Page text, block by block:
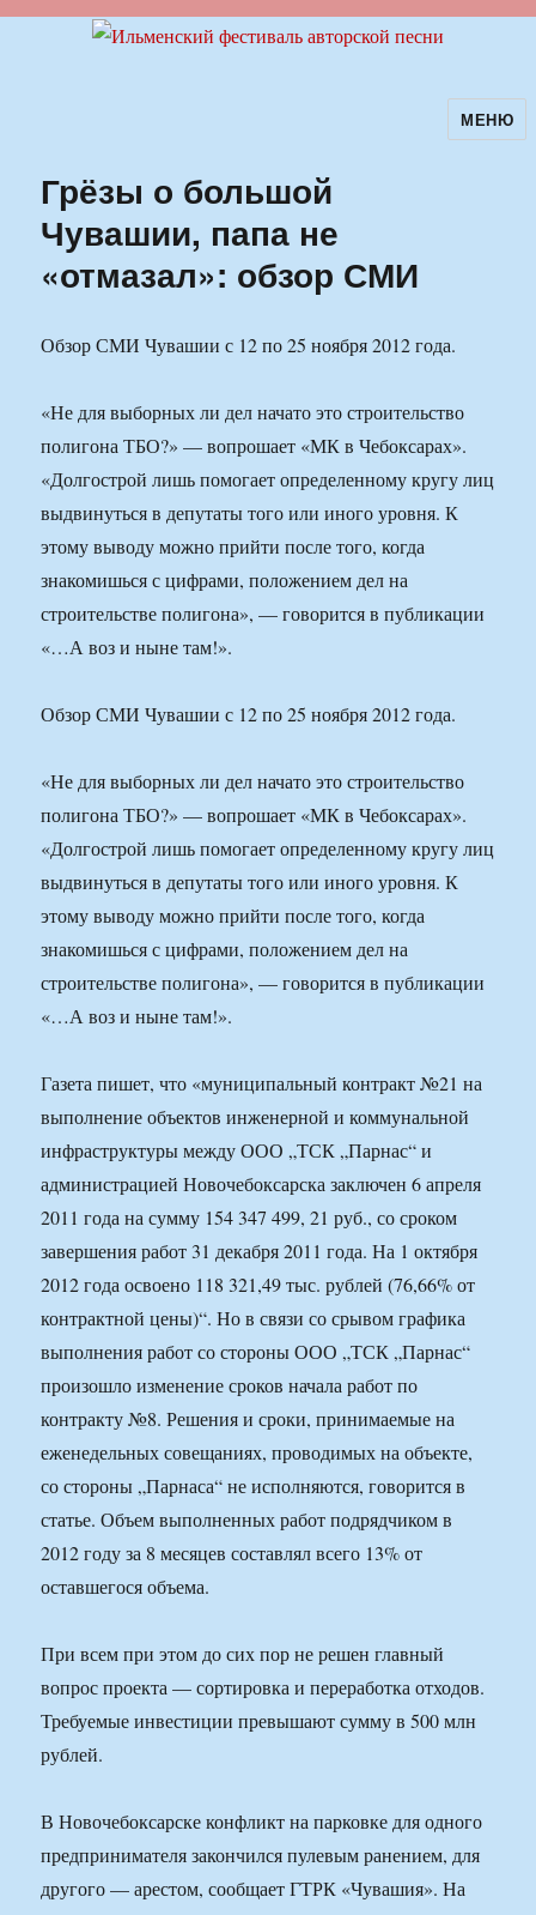
Ильменский фестиваль авторской
песни
МЕНЮ
Грёзы о большой
Чувашии, папа не
«отмазал»: обзор СМИ
Обзор СМИ Чувашии с 12 по 25 ноября 2012 года.
«Не для выборных ли дел начато это строительство
полигона ТБО?» — вопрошает «МК в Чебоксарах».
«Долгострой лишь помогает определенному кругу лиц
выдвинуться в депутаты того или иного уровня. К
этому выводу можно прийти после того, когда
знакомишься с цифрами, положением дел на
строительстве полигона», — говорится в публикации
«…А воз и ныне там!».
Обзор СМИ Чувашии с 12 по 25 ноября 2012 года.
«Не для выборных ли дел начато это строительство
полигона ТБО?» — вопрошает «МК в Чебоксарах».
«Долгострой лишь помогает определенному кругу лиц
выдвинуться в депутаты того или иного уровня. К
этому выводу можно прийти после того, когда
знакомишься с цифрами, положением дел на
строительстве полигона», — говорится в публикации
«…А воз и ныне там!».
Газета пишет, что «муниципальный контракт №21 на
выполнение объектов инженерной и коммунальной
инфраструктуры между ООО „ТСК „Парнас“ и
администрацией Новочебоксарска заключен 6 апреля
2011 года на сумму 154 347 499, 21 руб., со сроком
завершения работ 31 декабря 2011 года. На 1 октября
2012 года освоено 118 321,49 тыс. рублей (76,66% от
контрактной цены)“. Но в связи со срывом графика
выполнения работ со стороны ООО „ТСК „Парнас“
произошло изменение сроков начала работ по
контракту №8. Решения и сроки, принимаемые на
еженедельных совещаниях, проводимых на объекте,
со стороны „Парнаса“ не исполняются, говорится в
статье. Объем выполненных работ подрядчиком в
2012 году за 8 месяцев составлял всего 13% от
оставшегося объема.
При всем при этом до сих пор не решен главный
вопрос проекта — сортировка и переработка отходов.
Требуемые инвестиции превышают сумму в 500 млн
рублей.
В Новочебоксарске конфликт на парковке для одного
предпринимателя закончился пулевым ранением, для
другого — арестом, сообщает ГТРК «Чувашия». На